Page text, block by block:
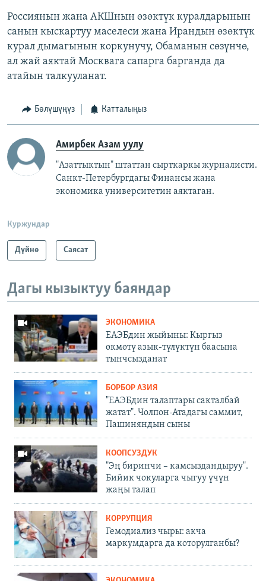
Россиянын жана АКШнын өзөктүк куралдарынын
санын кыскартуу маселеси жана Ирандын өзөктүк
курал дымагынын коркунучу, Обаманын сөзүнчө,
ал жай аяктай Москвага сапарга барганда да
атайын талкууланат.
Бөлүшүңүз Катталыңыз
Амирбек Азам уулу
"Азаттыктын" штаттан сырткаркы журналисти.
Санкт-Петербургдагы Финансы жана
экономика университетин аяктаган.
Куржундар
Дүйнө Саясат
Дагы кызыктуу баяндар
ЭКОНОМИКА
ЕАЭБдин жыйыны: Кыргыз
өкмөтү азык-түлүктүн баасына
тынчсызданат
БОРБОР АЗИЯ
"ЕАЭБдин талаптары сакталбай
жатат". Чолпон-Атадагы саммит,
Пашиняндын сыны
КООПСУЗДУК
"Эң биринчи – камсыздандыруу".
Бийик чокуларга чыгуу үчүн
жаңы талап
КОРРУПЦИЯ
Гемодиализ чыры: акча
маркумдарга да которулганбы?